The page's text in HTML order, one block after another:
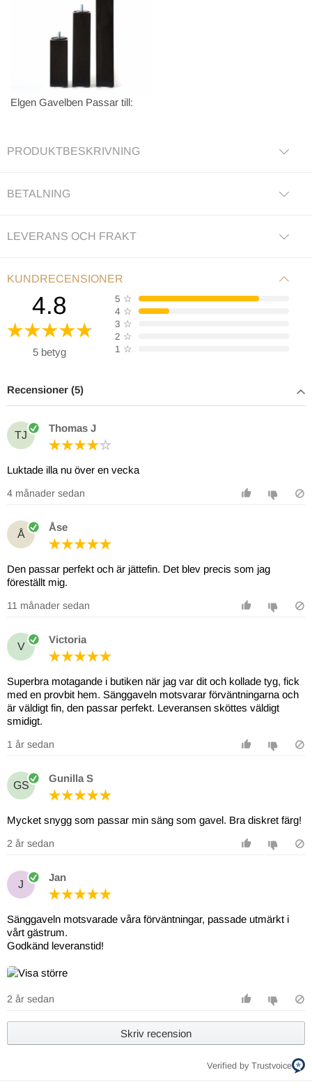
Elgen Gavelben Passar till:
PRODUKTBESKRIVNING
BETALNING
LEVERANS OCH FRAKT
KUNDRECENSIONER
4.8
5 betyg
5 ☆
4 ☆
3 ☆
2 ☆
1 ☆
Recensioner (5)
TJ
Thomas J
Luktade illa nu över en vecka
4 månader sedan
Å
Åse
Den passar perfekt och är jättefin. Det blev precis som jag
föreställt mig.
11 månader sedan
V
Victoria
Superbra motagande i butiken när jag var dit och kollade tyg, fick
med en provbit hem. Sänggaveln motsvarar förväntningarna och
är väldigt fin, den passar perfekt. Leveransen sköttes väldigt
smidigt.
1 år sedan
GS
Gunilla S
Mycket snygg som passar min säng som gavel. Bra diskret färg!
2 år sedan
J
Jan
Sänggaveln motsvarade våra förväntningar, passade utmärkt i
vårt gästrum.
Godkänd leveranstid!
2 år sedan
Skriv recension
Verified by Trustvoice